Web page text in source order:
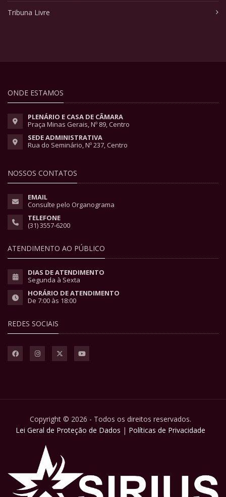
Tribuna Livre
ONDE ESTAMOS
PLENÁRIO E CASA DE CÂMARA
Praça Minas Gerais, Nº 89, Centro
SEDE ADMINISTRATIVA
Rua do Seminário, Nº 237, Centro
NOSSOS CONTATOS
EMAIL
Consulte pelo Organograma
TELEFONE
(31) 3557-6200
ATENDIMENTO AO PÚBLICO
DIAS DE ATENDIMENTO
Segunda à Sexta
HORÁRIO DE ATENDIMENTO
De 7:00 às 18:00
REDES SOCIAIS
Copyright © 2026 - Todos os direitos reservados.
Lei Geral de Proteção de Dados | Políticas de Privacidade